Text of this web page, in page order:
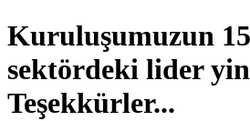
Kuruluşumuzun
sektördeki lider
Teşekkürler...